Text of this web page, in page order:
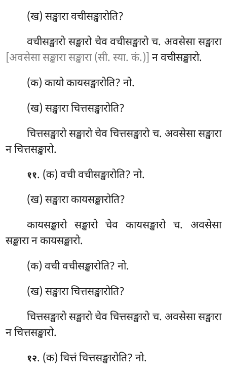
(ख) सङ्खारा वचीसङ्खारोति?
वचीसङ्खारो सङ्खारो चेव वचीसङ्खारो च. अवसेसा सङ्खारा
[अवसेसा सङ्खारा सङ्खारा (सी. स्या. कं.)] न वचीसङ्खारो.
(क) कायोकायसङ्खारोति? नो.
(ख) सङ्खारा चित्तसङ्खारोति?
चित्तसङ्खारो सङ्खारो चेव चित्तसङ्खारो च. अवसेसा सङ्खारा
न चित्तसङ्खारो.
११. (क) वची वचीसङ्खारोति? नो.
(ख) सङ्खारा कायसङ्खारोति?
कायसङ्खारो सङ्खारो चेव कायसङ्खारो च. अवसेसा
सङ्खारा न कायसङ्खारो.
(क) वचीवचीसङ्खारोति? नो.
(ख) सङ्खारा चित्तसङ्खारोति?
चित्तसङ्खारो सङ्खारो चेव चित्तसङ्खारो च. अवसेसा सङ्खारा
न चित्तसङ्खारो.
१२. (क) चित्तं चित्तसङ्खारोति? नो.